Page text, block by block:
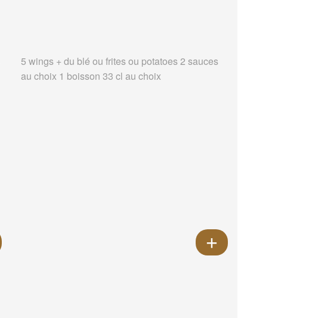
5 wings + du blé ou frites ou potatoes 2 sauces
au choix 1 boisson 33 cl au choix